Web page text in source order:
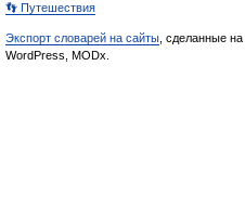
👣 Путешествия
Экспорт словарей на сайты , сделанные на
WordPress, MODx.